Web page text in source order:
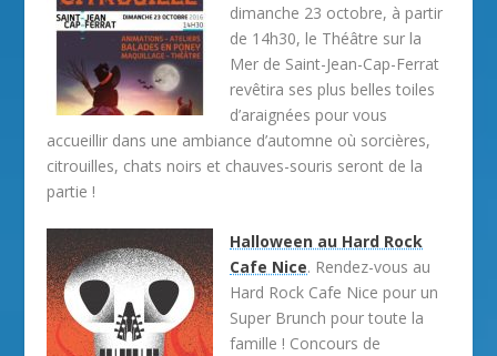
dimanche 23 octobre, à partir
de 14h30, le Théâtre sur la
Mer de Saint-Jean-Cap-Ferrat
revêtira ses plus belles toiles
d’araignées pour vous
accueillir dans une ambiance d’automne où sorcières,
citrouilles, chats noirs et chauves-souris seront de la
partie !
Halloween au Hard Rock
Cafe Nice. Rendez-vous au
Hard Rock Cafe Nice pour un
Super Brunch pour toute la
famille ! Concours de